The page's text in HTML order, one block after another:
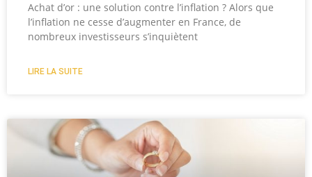
Achat d’or : une solution contre l’inflation ? Alors que
l’inflation ne cesse d’augmenter en France, de
nombreux investisseurs s’inquiètent
LIRE LA SUITE